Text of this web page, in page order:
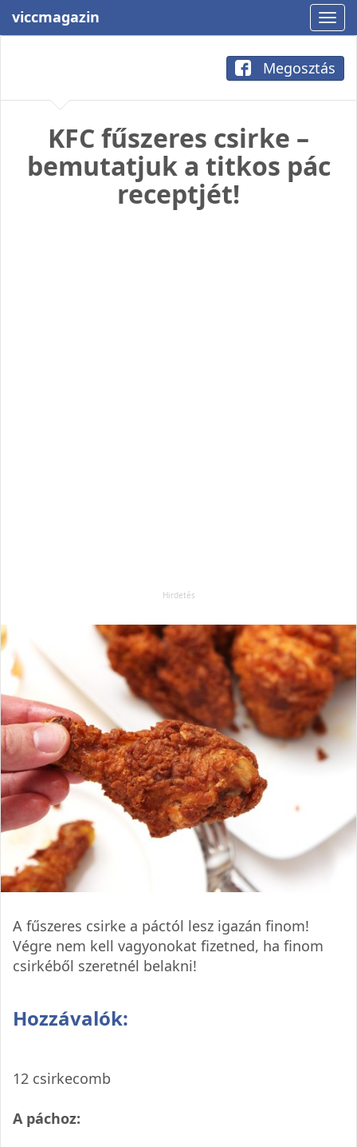
viccmagazin
Megosztás
KFC fűszeres csirke –
bemutatjuk a titkos pác
receptjét!
A fűszeres csirke a páctól lesz igazán finom!
Végre nem kell vagyonokat fizetned, ha finom
csirkéből szeretnél belakni!
Hozzávalók:
12 csirkecomb
A páchoz: